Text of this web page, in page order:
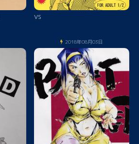
VS
2018年08月03日